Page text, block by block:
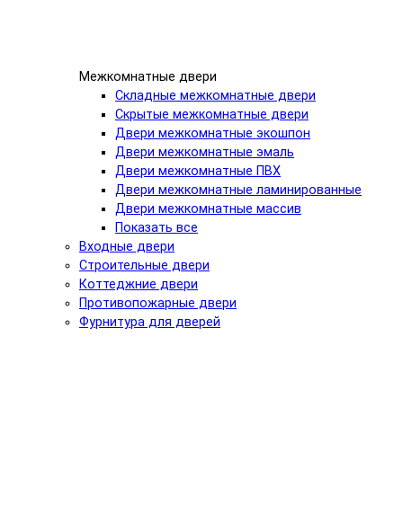
Межкомнатные двери
Складные межкомнатные двери
Скрытые межкомнатные двери
Двери межкомнатные экошпон
Двери межкомнатные эмаль
Двери межкомнатные ПВХ
Двери межкомнатные ламинированные
Двери межкомнатные массив
Показать все
Входные двери
Строительные двери
Коттеджние двери
Противопожарные двери
Фурнитура для дверей